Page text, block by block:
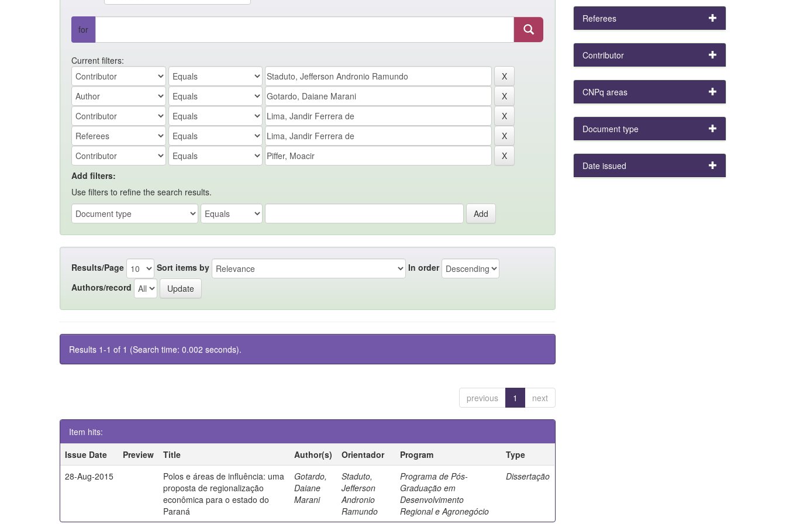
for
Current filters:
Add filters:
Use filters to refine the search results.
Results/Page Sort items by
In order
Authors/record
Results 1-1 of 1 (Search time: 0.002 seconds).
previous 1 next
Item hits:
Issue Date
Preview Title Author(s) Orientador Program
Type
28-Aug-2015
Polos e áreas de influência: uma
proposta de regionalização
econômica para o estado do
Paraná
Gotardo,
Daiane
Marani
Staduto,
Jefferson
Andronio
Ramundo
Programa de Pós-
Graduação em
Desenvolvimento
Regional e Agronegócio
Dissertação
Referees
Contributor
CNPq areas
Document type
Date issued